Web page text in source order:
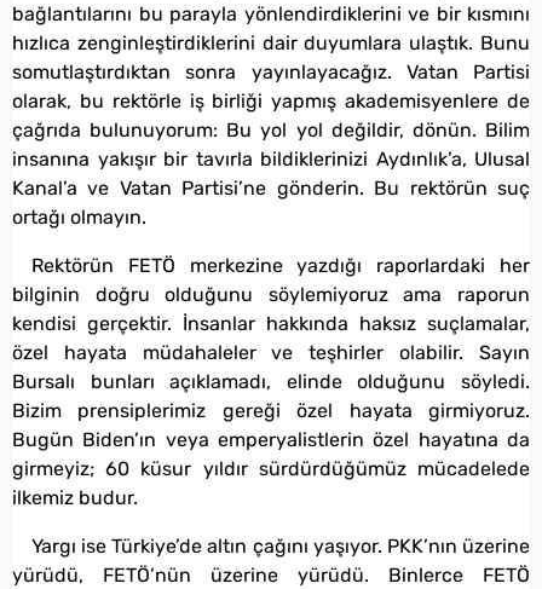
bağlantılarını bu parayla yönlendirdiklerini ve bir kısmını
hızlıca zenginleştirdiklerini dair duyumlara ulaştık. Bunu
somutlaştırdıktan sonra yayınlayacağız. Vatan Partisi
olarak, bu rektörle iş birliği yapmış akademisyenlere de
çağrıda bulunuyorum: Bu yol yol değildir, dönün. Bilim
insanına yakışır bir tavırla bildiklerinizi Aydınlık’a, Ulusal
Kanal’a ve Vatan Partisi’ne gönderin. Bu rektörün suç
ortağı olmayın.
Rektörün FETÖ merkezine yazdığı raporlardaki her
bilginin doğru olduğunu söylemiyoruz ama raporun
kendisi gerçektir. İnsanlar hakkında haksız suçlamalar,
özel hayata müdahaleler ve teşhirler olabilir. Sayın
Bursalı bunları açıklamadı, elinde olduğunu söyledi.
Bizim prensiplerimiz gereği özel hayata girmiyoruz.
Bugün Biden’ın veya emperyalistlerin özel hayatına da
girmeyiz; 60 küsur yıldır sürdürdüğümüz mücadelede
ilkemiz budur.
Yargı ise Türkiye’de altın çağını yaşıyor. PKK’nın üzerine
yürüdü, FETÖ’nün üzerine yürüdü. Binlerce FETÖ